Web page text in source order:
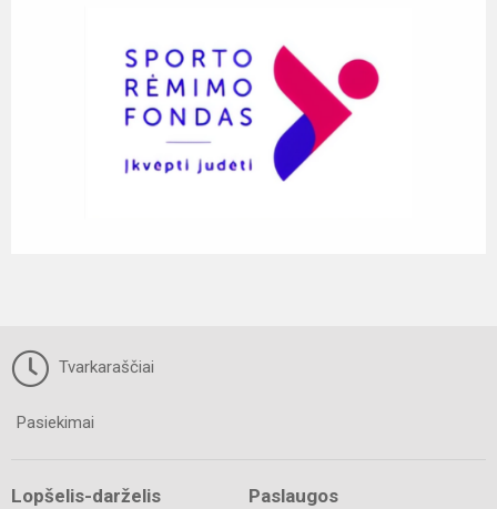
Tvarkaraščiai
Pasiekimai
Lopšelis-darželis Paslaugos